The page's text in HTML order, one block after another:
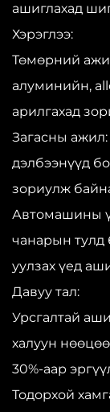
ашиглахад
Хэрэглээ:
Төмөрний
алуминийн,
арилгахад
Загасны
дэлбээнүүд
зориулж
Автомашины
чанарын тулд
уулзах үед
Давуу тал:
Урсгалтай
халуун
30%-аар
Тодорхой